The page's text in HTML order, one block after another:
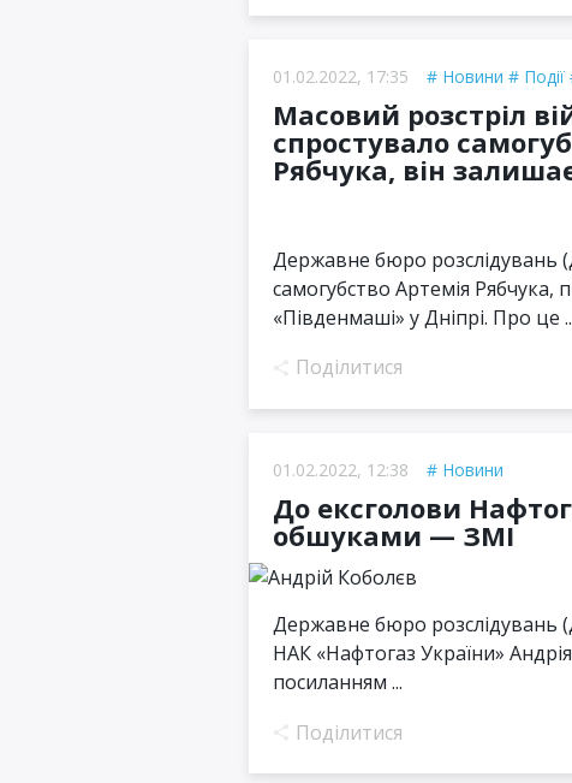
01.02.2022, 17:35 Новини Події
Масовий розстріл
спростувало
Рябчука, він
Державне бюро розслідувань
самогубство Артемія Рябчука,
«Південмаші» у Дніпрі. Про це
Поділитися
01.02.2022, 12:38 Новини
До ексголови
обшуками — ЗМІ
Державне бюро розслідувань
НАК «Нафтогаз України»
посиланням ...
Поділитися